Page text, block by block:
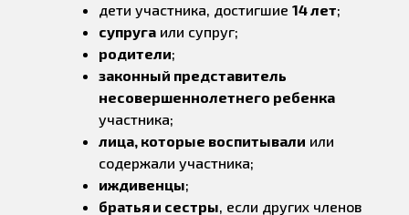
дети участника, достигшие 14 лет;
супруга или супруг;
родители;
законный представитель
несовершеннолетнего ребенка
участника;
лица, которые воспитывали или
содержали участника;
иждивенцы;
братья и сестры, если других членов